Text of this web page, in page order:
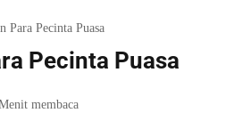
Para Pecinta Puasa
Pecinta Puasa
membaca